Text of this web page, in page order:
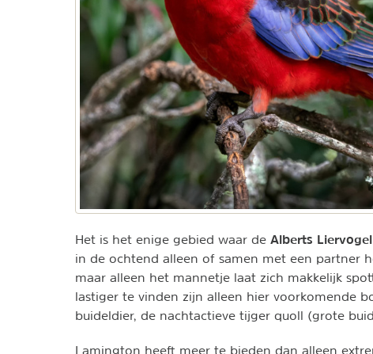
Het is het enige gebied waar de Alberts Liervogel
in de ochtend alleen of samen met een partner
maar alleen het mannetje laat zich makkelijk
lastiger te vinden zijn alleen hier voorkomende
buideldier, de nachtactieve tijger quoll (grote
Lamington heeft meer te bieden dan alleen